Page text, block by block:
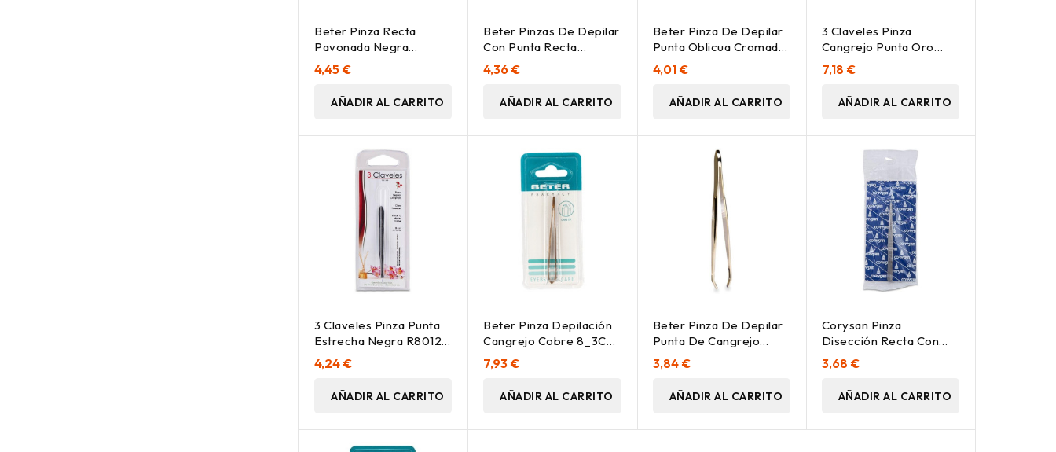
Beter Pinza Recta
Pavonada Negra
7_5Cm 1Ud
4,45 €
AÑADIR AL CARRITO
Beter Pinzas De Depilar
Con Punta Recta
Dorada 7_5Cm
4,36 €
AÑADIR AL CARRITO
Beter Pinza De Depilar
Punta Oblicua Cromada,
1 Ud
4,01 €
AÑADIR AL CARRITO
3 Claveles Pinza
Cangrejo Punta Oro
9Cm 1Ud
7,18 €
AÑADIR AL CARRITO
3 Claveles Pinza Punta
Estrecha Negra R80128,
1 Ud
4,24 €
AÑADIR AL CARRITO
Beter Pinza Depilación
Cangrejo Cobre 8_3Cm
1Ud
7,93 €
AÑADIR AL CARRITO
Beter Pinza De Depilar
Punta De Cangrejo
Dorada, 1 Ud
3,84 €
AÑADIR AL CARRITO
Corysan Pinza
Disección Recta Con
Diente 14 Cm, 1 Unidad
3,68 €
AÑADIR AL CARRITO